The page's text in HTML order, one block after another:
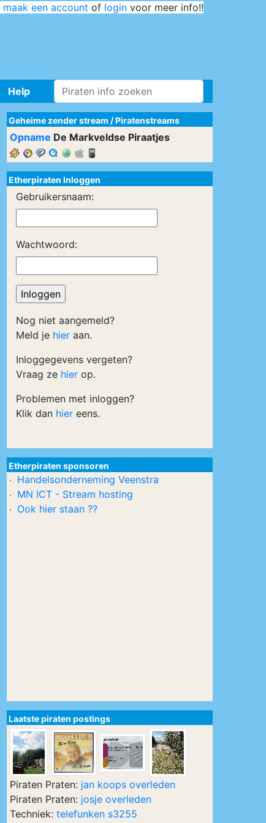
maak een account of login voor meer info!!
Help
Geheime zender stream /Piratenstreams
Opname De Markveldse Piraatjes
Etherpiraten Inloggen
Gebruikersnaam:
Wachtwoord:
Nog niet aangemeld?
Meld je hier aan.
Inloggegevens vergeten?
Vraag ze hier op.
Problemen met inloggen?
Klik dan hier eens.
Etherpiraten sponsoren
Handelsonderneming Veenstra
MN ICT - Stream hosting
Ook hier staan ??
Laatste piraten postings
Piraten Praten: jan koops overleden
Piraten Praten: josje overleden
Techniek: telefunken s3255